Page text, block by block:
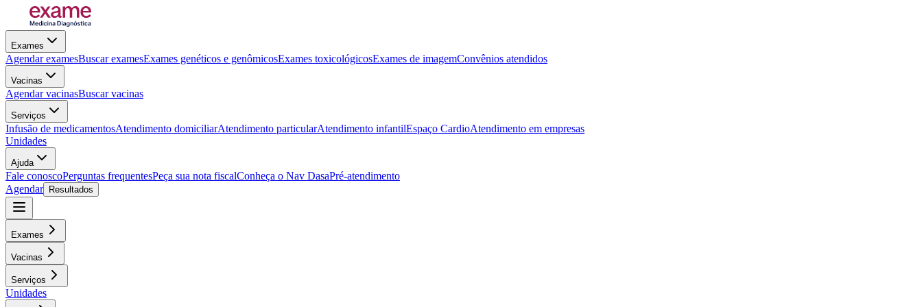
Exames
Agendar examesBuscar examesExames genéticos e genômicosExames toxicológicosExames de imagemConvênios atendidos
Vacinas
Agendar vacinasBuscar vacinas
Serviços
Infusão de medicamentosAtendimento domiciliarAtendimento particularAtendimento infantilEspaço CardioAtendimento em empresas
Unidades
Ajuda
Fale conoscoPerguntas frequentesPeça sua nota fiscalConheça o Nav DasaPré-atendimento
Agendar
Resultados
Exames
Vacinas
Serviços
Unidades